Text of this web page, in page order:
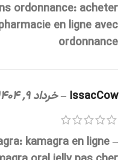
ordonnance: acheter
en ligne avec
ordonnance
IssacCow
–خرداد 9, 1404
kamagra en ligne–